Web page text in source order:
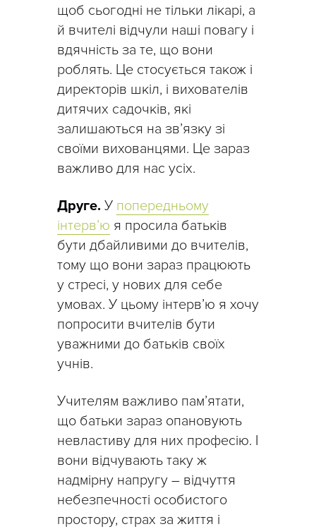
щоб сьогодні не тільки лікарі, а
й вчителі відчули наші повагу і
вдячність за те, що вони
роблять. Це стосується також і
директорів шкіл, і вихователів
дитячих садочків, які
залишаються на зв’язку зі
своїми вихованцями. Це зараз
важливо для нас усіх.
Друге. У попередньому
інтерв’ю я просила батьків
бути дбайливими до вчителів,
тому що вони зараз працюють
у стресі, у нових для себе
умовах. У цьому інтерв’ю я хочу
попросити вчителів бути
уважними до батьків своїх
учнів.
Учителям важливо пам’ятати,
що батьки зараз опановують
невластиву для них професію. І
вони відчувають таку ж
надмірну напругу – відчуття
небезпечності особистого
простору, страх за життя і